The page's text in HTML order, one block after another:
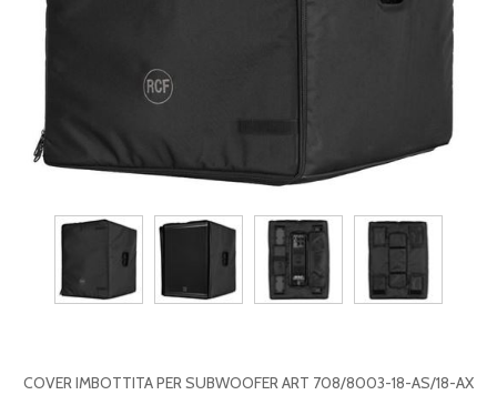
COVER IMBOTTITA PER SUBWOOFER ART 708/8003-18-AS/18-AX